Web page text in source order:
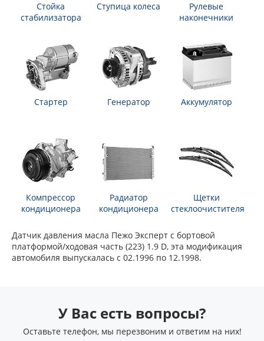
Стойка
стабилизатора
Ступица колеса
Рулевые
наконечники
Стартер Генератор Аккумулятор
Компрессор
кондиционера
Радиатор
кондиционера
Щетки
стеклоочистителя
Датчик давления масла Пежо Эксперт c бортовой
платформой/ходовая часть (223) 1.9 D, эта модификация
автомобиля выпускалась с 02.1996 по 12.1998.
У Вас есть вопросы?
Оставьте телефон, мы перезвоним и ответим на них!